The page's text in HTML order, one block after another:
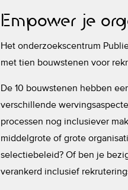
Empower je
Het onderzoekscentrum
met tien bouwstenen voor
De 10 bouwstenen hebben
verschillende
processen nog inclusiever
middelgrote of grote
selectiebeleid? Of ben je
verankerd inclusief